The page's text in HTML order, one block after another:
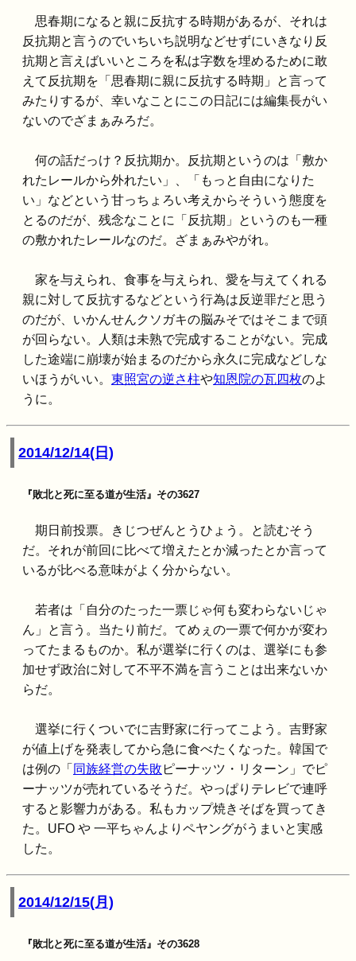
思春期になると親に反抗する時期があるが、それは
反抗期と言うのでいちいち説明などせずにいきなり反
抗期と言えばいいところを私は字数を埋めるために敢
えて反抗期を「思春期に親に反抗する時期」と言って
みたりするが、幸いなことにこの日記には編集長がい
ないのでざまぁみろだ。
何の話だっけ？反抗期か。反抗期というのは「敷か
れたレールから外れたい」、「もっと自由になりた
い」などという甘っちょろい考えからそういう態度を
とるのだが、残念なことに「反抗期」というのも一種
の敷かれたレールなのだ。ざまぁみやがれ。
家を与えられ、食事を与えられ、愛を与えてくれる
親に対して反抗するなどという行為は反逆罪だと思う
のだが、いかんせんクソガキの脳みそではそこまで頭
が回らない。人類は未熟で完成することがない。完成
した途端に崩壊が始まるのだから永久に完成などしな
いほうがいい。 東照宮の逆さ柱や知恩院の瓦四枚のよ
うに。
2014/12/14(日)
『敗北と死に至る道が生活』その3627
期日前投票。きじつぜんとうひょう。と読むそう
だ。それが前回に比べて増えたとか減ったとか言って
いるが比べる意味がよく分からない。
若者は「自分のたった一票じゃ何も変わらないじゃ
ん」と言う。当たり前だ。てめぇの一票で何かが変わ
ってたまるものか。私が選挙に行くのは、選挙にも参
加せず政治に対して不平不満を言うことは出来ないか
らだ。
選挙に行くついでに吉野家に行ってこよう。吉野家
が値上げを発表してから急に食べたくなった。韓国で
は例の「 同族経営の失敗 ピーナッツ・リターン」でピ
ーナッツが売れているそうだ。やっぱりテレビで連呼
すると影響力がある。私もカップ焼きそばを買ってき
た。UFO や 一平ちゃんよりペヤングがうまいと実感
した。
2014/12/15(月)
『敗北と死に至る道が生活』その3628